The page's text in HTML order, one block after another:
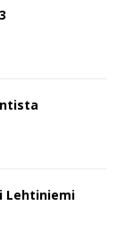
Lehtiniemi